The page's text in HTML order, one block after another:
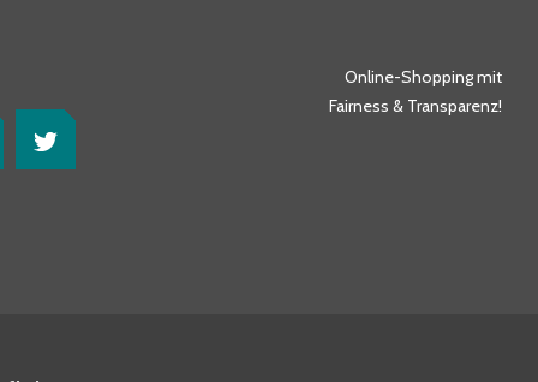
Online-Shopping mit
Fairness & Transparenz!